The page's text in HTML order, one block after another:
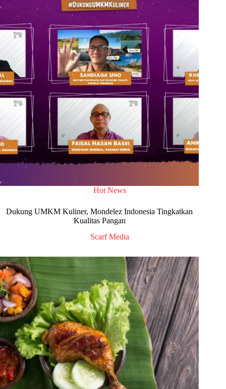
Hot News
Dukung UMKM Kuliner, Mondelez Indonesia Tingkatkan
Kualitas Pangan
Scarf Media